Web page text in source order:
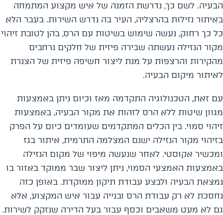
הבעיה. לשם כך, נדרשת הזמנה של איש מקצוע המתמחה
באיתור נזילות בהרצליה, העיר בה נדרש השירות. בעבר הלא
כל כך רחוק, נעשה שימוש בשיטות עם הרס, בהן לטובת זיהוי
מקור הנזילה נעשתה שבירה פיזית של חלקים נרחבים
מהקירות והרצפות על מנת ליצור חשיפה פיזית של הצנרת
לאיתור מיקום הבעיה.
עם זאת, הטכנולוגיה התקדמה מאז וכיום ניתן באמצעות
מגוון שיטות ללא הרס לזהות את מקור הבעיה, באמצעות
זיהוי סמוי. בין הכלים המתקדמים שעומדים כיום על הפרק
בזיהוי מקור הנזילה ישנם המצלמה התרמית, איתור בגז
ומכשיר אקוסטי. לאחר שנעשה מיפוי של מקום הנזילה
באמצעות האמצעי הסמוי, ניתן ליצור שבר ממוקד באזור בו
נמצאת הבעיה ולבצע עבודת תיקון ממוקדת. באופן כזה
נחסכת לא רק עבודת הרס ובנייה עבור איש המקצוע, אלא
גם לא מעט משאבים וכסף עבור בעל הדירה שנזקק לשירות.